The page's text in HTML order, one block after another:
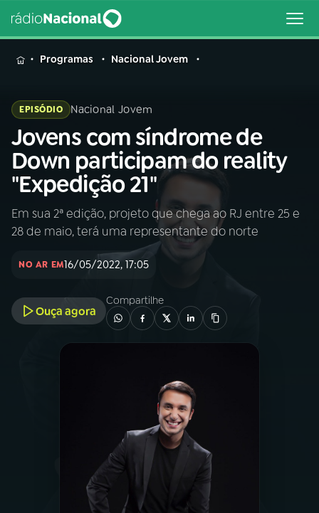
MENU
Buscar
na
Rádio
Nacional
Buscar
AO VIVO
INÍCIO
A RÁDIO
PROGRAMAÇÃO
VIDEOCASTS
Programas Nacional Jovem
EPISÓDIO Nacional Jovem
Jovens com síndrome de
Down participam do reality
"Expedição 21"
Em sua 2ª edição, projeto que chega ao RJ entre 25 e
28 de maio, terá uma representante do norte
NO AR EM16/05/2022, 17:05
Ouça agora
Compartilhe